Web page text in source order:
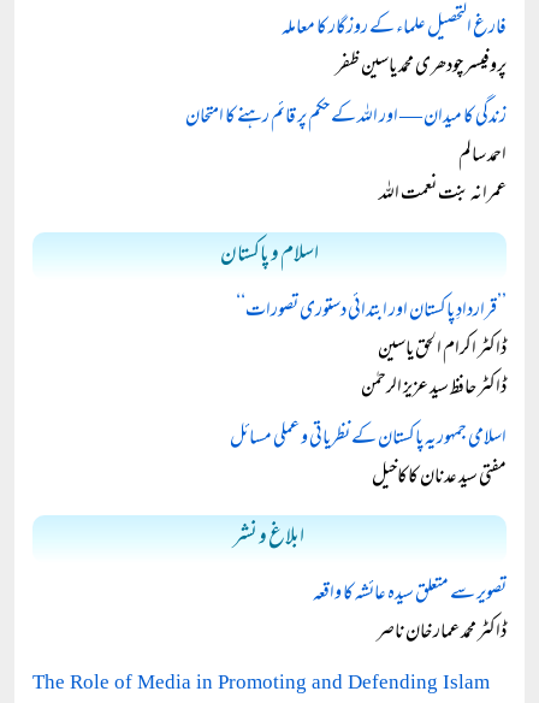
فارغ التحصیل علماء کے روزگار کا معاملہ
پروفیسر چودھری محمد یاسین ظفر
زندگی کا میدان — اور اللہ کے حکم پر قائم رہنے کا امتحان
احمد سالم
عمرانہ بنت نعمت اللہ
اسلام و پاکستان
’’قراردادِ پاکستان اور ابتدائی دستوری تصورات‘‘
ڈاکٹر اکرام الحق یاسین
ڈاکٹر حافظ سید عزیز الرحمٰن
اسلامی جمہوریہ پاکستان کے نظریاتی و عملی مسائل
مفتی سید عدنان کاکاخیل
ابلاغ و نشر
تصویر سے متعلق سیدہ عائشہ کا واقعہ
ڈاکٹر محمد عمار خان ناصر
The Role of Media in Promoting and Defending Islam